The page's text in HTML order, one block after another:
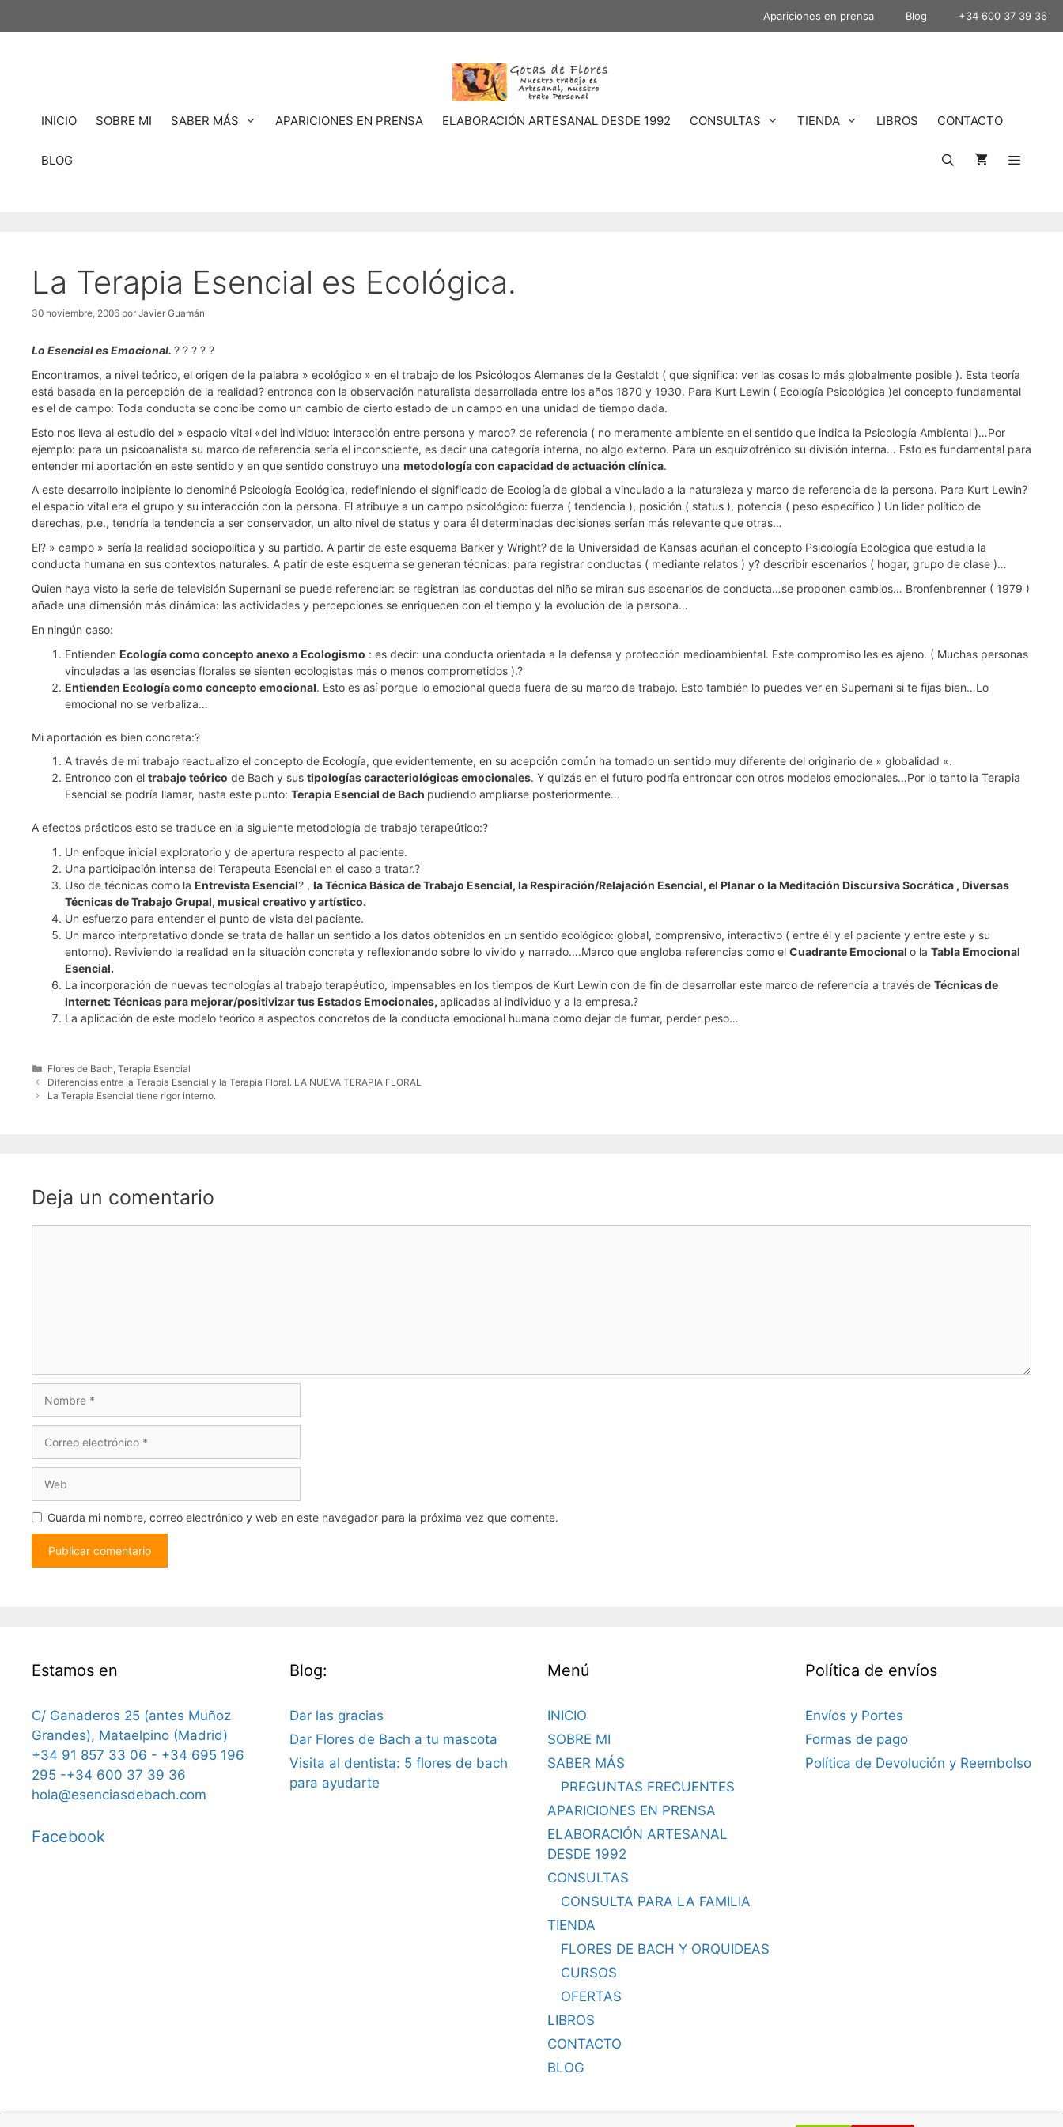
Apariciones en prensa Blog +34 600 37 39 36
INICIO SOBRE MI SABER MÁS APARICIONES EN PRENSA ELABORACIÓN ARTESANAL DESDE 1992 CONSULTAS TIENDA LIBROS CONTACTO
BLOG
La Terapia Esencial es Ecológica.
30 noviembre, 2006 por Javier Guamán
Lo Esencial es Emocional. ? ? ? ? ?
Encontramos, a nivel teórico, el origen de la palabra » ecológico » en el trabajo de los Psicólogos Alemanes de la Gestaldt ( que significa: ver las cosas lo más globalmente posible ). Esta teoría
está basada en la percepción de la realidad? entronca con la observación naturalista desarrollada entre los años 1870 y 1930. Para Kurt Lewin ( Ecología Psicológica )el concepto fundamental
es el de campo: Toda conducta se concibe como un cambio de cierto estado de un campo en una unidad de tiempo dada.
Esto nos lleva al estudio del » espacio vital «del individuo: interacción entre persona y marco? de referencia ( no meramente ambiente en el sentido que indica la Psicología Ambiental )…Por
ejemplo: para un psicoanalista su marco de referencia sería el inconsciente, es decir una categoría interna, no algo externo. Para un esquizofrénico su división interna… Esto es fundamental para
entender mi aportación en este sentido y en que sentido construyo una metodología con capacidad de actuación clínica.
A este desarrollo incipiente lo denominé Psicología Ecológica, redefiniendo el significado de Ecología de global a vinculado a la naturaleza y marco de referencia de la persona. Para Kurt Lewin?
el espacio vital era el grupo y su interacción con la persona. El atribuye a un campo psicológico: fuerza ( tendencia ), posición ( status ), potencia ( peso específico ) Un lider político de
derechas, p.e., tendría la tendencia a ser conservador, un alto nivel de status y para él determinadas decisiones serían más relevante que otras…
El? » campo » sería la realidad sociopolítica y su partido. A partir de este esquema Barker y Wright? de la Universidad de Kansas acuñan el concepto Psicología Ecologica que estudia la
conducta humana en sus contextos naturales. A patir de este esquema se generan técnicas: para registrar conductas ( mediante relatos ) y? describir escenarios ( hogar, grupo de clase )…
Quien haya visto la serie de televisión Supernani se puede referenciar: se registran las conductas del niño se miran sus escenarios de conducta…se proponen cambios… Bronfenbrenner ( 1979 )
añade una dimensión más dinámica: las actividades y percepciones se enriquecen con el tiempo y la evolución de la persona…
En ningún caso:
Entienden Ecología como concepto anexo a Ecologismo : es decir: una conducta orientada a la defensa y protección medioambiental. Este compromiso les es ajeno. ( Muchas personas
vinculadas a las esencias florales se sienten ecologistas más o menos comprometidos ).?
Entienden Ecología como concepto emocional. Esto es así porque lo emocional queda fuera de su marco de trabajo. Esto también lo puedes ver en Supernani si te fijas bien…Lo
emocional no se verbaliza…
Mi aportación es bien concreta:?
A través de mi trabajo reactualizo el concepto de Ecología, que evidentemente, en su acepción común ha tomado un sentido muy diferente del originario de » globalidad «.
Entronco con el trabajo teórico de Bach y sus tipologías caracteriológicas emocionales. Y quizás en el futuro podría entroncar con otros modelos emocionales…Por lo tanto la Terapia
Esencial se podría llamar, hasta este punto: Terapia Esencial de Bach pudiendo ampliarse posteriormente…
A efectos prácticos esto se traduce en la siguiente metodología de trabajo terapeútico:?
Un enfoque inicial exploratorio y de apertura respecto al paciente.
Una participación intensa del Terapeuta Esencial en el caso a tratar.?
Uso de técnicas como la Entrevista Esencial? , la Técnica Básica de Trabajo Esencial, la Respiración/Relajación Esencial, el Planar o la Meditación Discursiva Socrática , Diversas
Técnicas de Trabajo Grupal, musical creativo y artístico.
Un esfuerzo para entender el punto de vista del paciente.
Un marco interpretativo donde se trata de hallar un sentido a los datos obtenidos en un sentido ecológico: global, comprensivo, interactivo ( entre él y el paciente y entre este y su
entorno). Reviviendo la realidad en la situación concreta y reflexionando sobre lo vivido y narrado….Marco que engloba referencias como el Cuadrante Emocional o la Tabla Emocional
Esencial.
La incorporación de nuevas tecnologías al trabajo terapéutico, impensables en los tiempos de Kurt Lewin con de fin de desarrollar este marco de referencia a través de Técnicas de
Internet: Técnicas para mejorar/positivizar tus Estados Emocionales, aplicadas al individuo y a la empresa.?
La aplicación de este modelo teórico a aspectos concretos de la conducta emocional humana como dejar de fumar, perder peso…
Categorías
Flores de Bach ,Terapia Esencial
Diferencias entre la Terapia Esencial y la Terapia Floral. LA NUEVA TERAPIA FLORAL
La Terapia Esencial tiene rigor interno.
Deja un comentario
electrónico
Guarda mi nombre, correo electrónico y web en este navegador para la próxima vez que comente.
Estamos en
C/ Ganaderos 25 (antes Muñoz
Grandes), Mataelpino (Madrid)
+34 91 857 33 06 - +34 695 196
295 -+34 600 37 39 36
hola@esenciasdebach.com
Facebook
Blog:
Dar las gracias
Dar Flores de Bach a tu mascota
Visita al dentista: 5 flores de bach
para ayudarte
Menú
INICIO
SOBRE MI
SABER MÁS
PREGUNTAS FRECUENTES
APARICIONES EN PRENSA
ELABORACIÓN ARTESANAL
DESDE 1992
CONSULTAS
CONSULTA PARA LA FAMILIA
TIENDA
FLORES DE BACH Y ORQUIDEAS
CURSOS
OFERTAS
LIBROS
CONTACTO
BLOG
Política de envíos
Envíos y Portes
Formas de pago
Política de Devolución y Reembolso